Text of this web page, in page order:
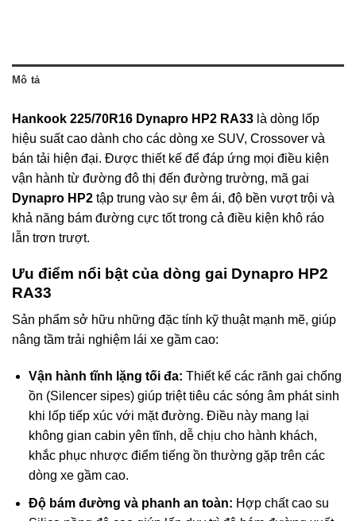
Mô tả
Hankook 225/70R16 Dynapro HP2 RA33 là dòng lốp
hiệu suất cao dành cho các dòng xe SUV, Crossover và
bán tải hiện đại. Được thiết kế để đáp ứng mọi điều kiện
vận hành từ đường đô thị đến đường trường, mã gai
Dynapro HP2 tập trung vào sự êm ái, độ bền vượt trội và
khả năng bám đường cực tốt trong cả điều kiện khô ráo
lẫn trơn trượt.
Ưu điểm nổi bật của dòng gai Dynapro HP2
RA33
Sản phẩm sở hữu những đặc tính kỹ thuật mạnh mẽ, giúp
nâng tầm trải nghiệm lái xe gầm cao:
Vận hành tĩnh lặng tối đa: Thiết kế các rãnh gai chống
ồn (Silencer sipes) giúp triệt tiêu các sóng âm phát sinh
khi lốp tiếp xúc với mặt đường. Điều này mang lại
không gian cabin yên tĩnh, dễ chịu cho hành khách,
khắc phục nhược điểm tiếng ồn thường gặp trên các
dòng xe gầm cao.
Độ bám đường và phanh an toàn: Hợp chất cao su